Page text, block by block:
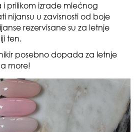
i prilikom izrade mlećnog
nijansu u zavisnosti od boje
rezervisane su za letnje
ten.
posebno dopada za letnje
more!